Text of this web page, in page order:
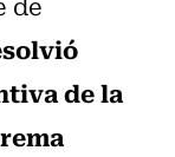
de la